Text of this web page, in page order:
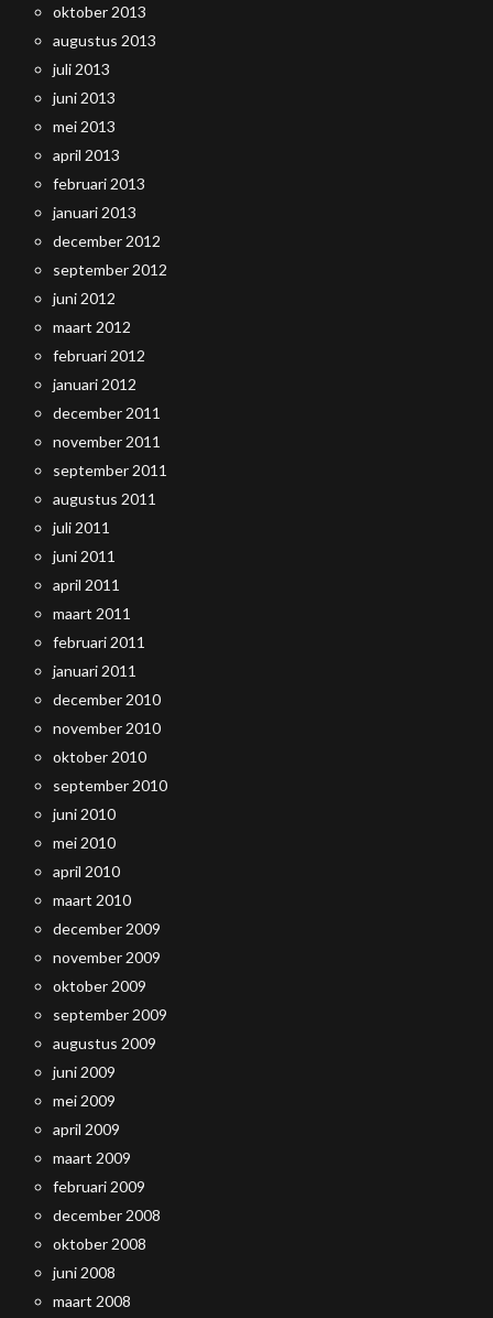
oktober 2013
augustus 2013
juli 2013
juni 2013
mei 2013
april 2013
februari 2013
januari 2013
december 2012
september 2012
juni 2012
maart 2012
februari 2012
januari 2012
december 2011
november 2011
september 2011
augustus 2011
juli 2011
juni 2011
april 2011
maart 2011
februari 2011
januari 2011
december 2010
november 2010
oktober 2010
september 2010
juni 2010
mei 2010
april 2010
maart 2010
december 2009
november 2009
oktober 2009
september 2009
augustus 2009
juni 2009
mei 2009
april 2009
maart 2009
februari 2009
december 2008
oktober 2008
juni 2008
maart 2008